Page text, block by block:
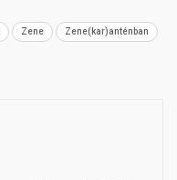
Zene Zene(kar)anténban